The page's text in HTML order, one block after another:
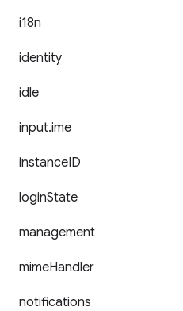
i18n
identity
idle
input.ime
instanceID
loginState
management
mimeHandler
notifications